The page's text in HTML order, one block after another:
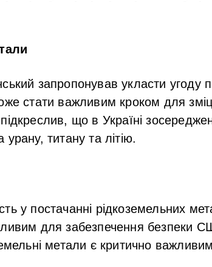
запропонував укласти угоду
стати важливим кроком для
що в Україні
титану та літію.
у постачанні рідкоземельних
для забезпечення безпеки
метали є критично